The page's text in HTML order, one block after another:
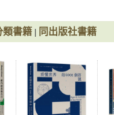
的字體設計
HAPPY. 」的字體設計
設計
字體設計
類書籍 同出版社書籍